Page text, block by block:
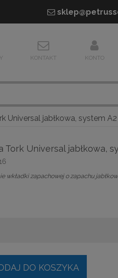
KONTAKT KONTO
Universal jabłkowa, system A2
Tork Universal jabłkowa,
wkładki zapachowej o zapachu
DO KOSZYKA